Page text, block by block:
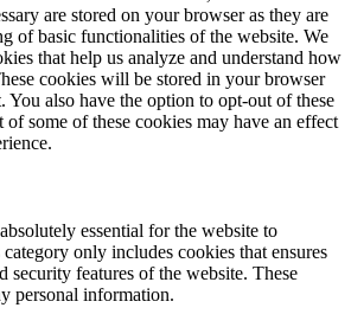
are stored on your browser as they are
of basic functionalities of the website. We
that help us analyze and understand how
cookies will be stored in your browser
also have the option to opt-out of these
some of these cookies may have an effect
essential for the website to
only includes cookies that ensures
security features of the website. These
personal information.